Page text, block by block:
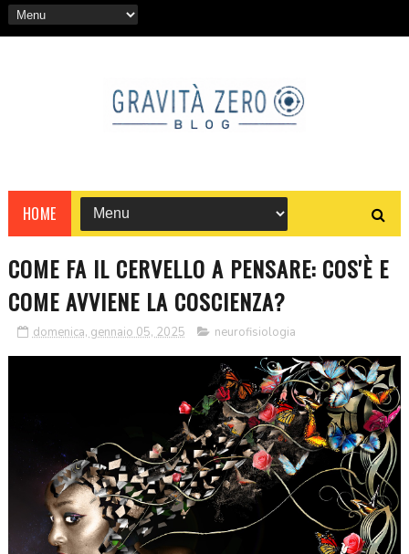
HOME
COME FA IL CERVELLO A PENSARE: COS'È E
COME AVVIENE LA COSCIENZA?
domenica, gennaio 05, 2025 neurofisiologia